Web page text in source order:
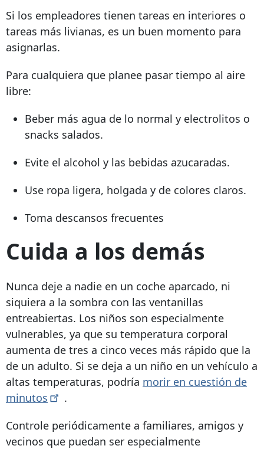
Si los empleadores tienen tareas en interiores o
tareas más livianas, es un buen momento para
asignarlas.
Para cualquiera que planee pasar tiempo al aire
libre:
Beber más agua de lo normal y electrolitos o
snacks salados.
Evite el alcohol y las bebidas azucaradas.
Use ropa ligera, holgada y de colores claros.
Toma descansos frecuentes
Cuida a los demás
Nunca deje a nadie en un coche aparcado, ni
siquiera a la sombra con las ventanillas
entreabiertas. Los niños son especialmente
vulnerables, ya que su temperatura corporal
aumenta de tres a cinco veces más rápido que la
de un adulto. Si se deja a un niño en un vehículo a
altas temperaturas, podría morir en cuestión de
minutos
.
Controle periódicamente a familiares, amigos y
vecinos que puedan ser especialmente